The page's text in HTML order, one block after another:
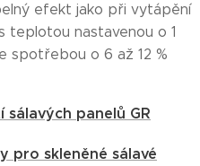
efekt jako při vytápění
teplotou nastavenou o 1
spotřebou o 6 až 12 %
panelů GR
pro skleněné sálavé